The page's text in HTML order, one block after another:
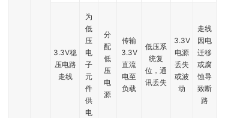
3.3V稳
压电路
走线
为
低
压
电
子
元
件
供
电
分
配
低
压
电
源
传输
3.3V
直流
电至
负载
低压系
统复
位，通
讯丢失
3.3V
电源
丢失
或波
动
走线
因电
迁移
或腐
蚀导
致断
路